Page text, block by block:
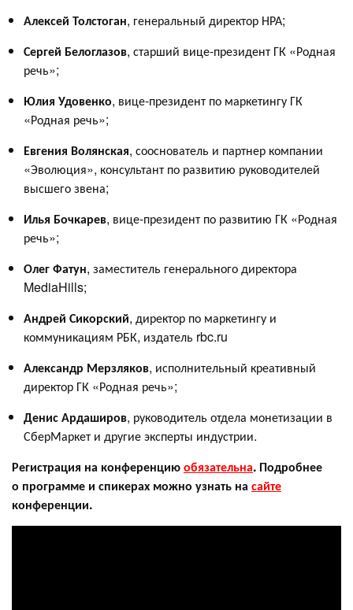
Алексей Толстоган, генеральный директор НРА;
Сергей Белоглазов, старший вице-президент ГК «Родная
речь»;
Юлия Удовенко, вице-президент по маркетингу ГК
«Родная речь»;
Евгения Волянская, сооснователь и партнер компании
«Эволюция», консультант по развитию руководителей
высшего звена;
Илья Бочкарев, вице-президент по развитию ГК «Родная
речь»;
Олег Фатун, заместитель генерального директора
MediaHills;
Андрей Сикорский, директор по маркетингу и
коммуникациям РБК, издатель rbc.ru
Александр Мерзляков, исполнительный креативный
директор ГК «Родная речь»;
Денис Ардаширов, руководитель отдела монетизации в
СберМаркет и другие эксперты индустрии.
Регистрация на конференциюобязательна. Подробнее
о программе и спикерах можно узнать на сайте
конференции.